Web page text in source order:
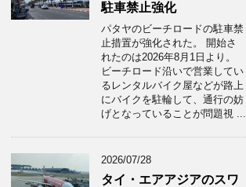
駐車禁止強化
パタヤのビーチロードの駐車禁
止措置が強化された。 開始さ
れたのは2026年8月1日より。
ビーチロード沿いで営業してい
るレンタルバイク屋などが路上
にバイクを駐輪して、通行の妨
げとなっていることが問題視 ...
2026/07/28
タイ・エアアジアのスワ